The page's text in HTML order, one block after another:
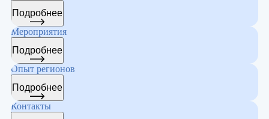
Подробнее
Мероприятия
Подробнее
Опыт регионов
Подробнее
Контакты